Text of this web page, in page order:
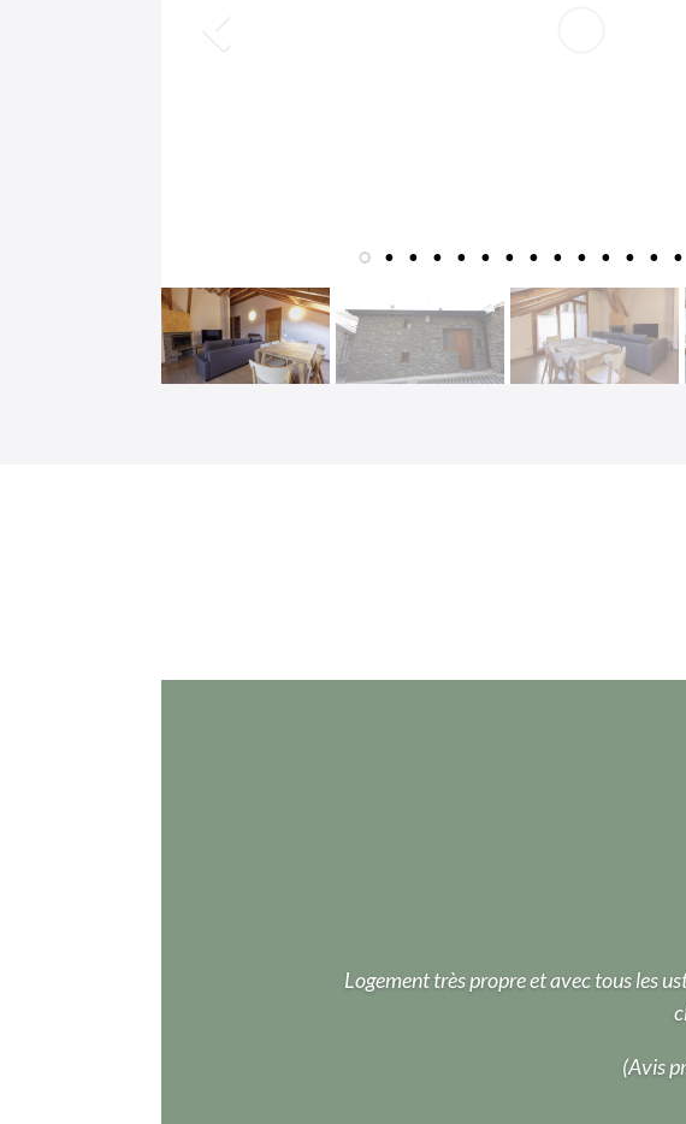
Logement très propre et avec tous les
(Avis